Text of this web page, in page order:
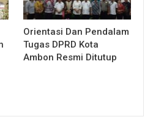
Orientasi Dan Pendalam
Tugas DPRD Kota
Ambon Resmi Ditutup